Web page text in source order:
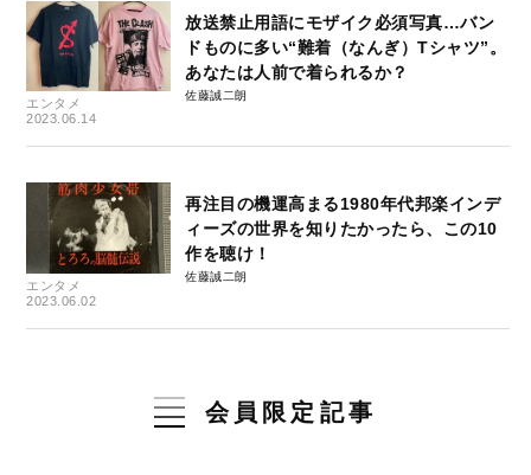
エンタメ
2023.06.14
放送禁止用語にモザイク必須写真…バン
ドものに多い“難着（なんぎ）Tシャツ”。
あなたは人前で着られるか？
佐藤誠二朗
エンタメ
2023.06.02
再注目の機運高まる1980年代邦楽インデ
ィーズの世界を知りたかったら、この10
作を聴け！
佐藤誠二朗
会員限定記事